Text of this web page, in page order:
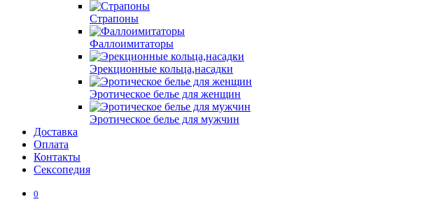
Страпоны
Фаллоимитаторы
Эрекционные кольца,насадки
Эротическое белье для женщин
Эротическое белье для мужчин
Доставка
Оплата
Контакты
Сексопедия
0